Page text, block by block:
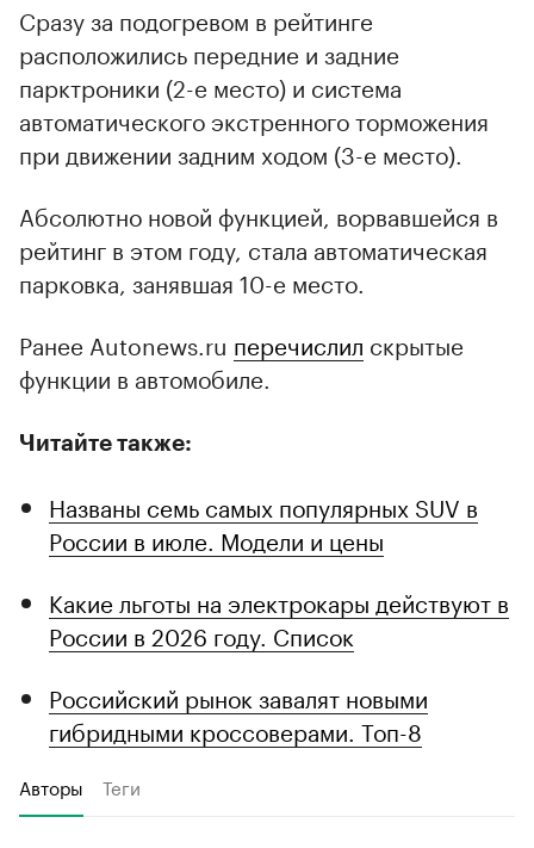
Сразу за подогревом в рейтинге
расположились передние и задние
парктроники (2-е место) и система
автоматического экстренного торможения
при движении задним ходом (3-е место).
Абсолютно новой функцией, ворвавшейся в
рейтинг в этом году, стала автоматическая
парковка, занявшая 10-е место.
Ранее Autonews.ru перечислил скрытые
функции в автомобиле.
Читайте также:
Названы семь самых популярных SUV в
России в июле. Модели и цены
Какие льготы на электрокары действуют в
России в 2026 году. Список
Российский рынок завалят новыми
гибридными кроссоверами. Топ-8
Авторы Теги